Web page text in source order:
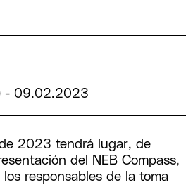
- 09.02.2023
2023 tendrá lugar, de
del NEB Compass,
responsables de la toma